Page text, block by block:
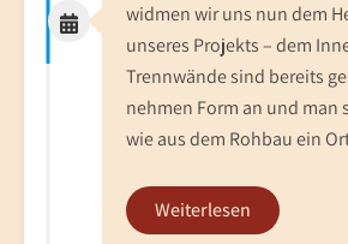
widmen wir uns nun dem
unseres Projekts – dem
Trennwände sind bereits
nehmen Form an und man
wie aus dem Rohbau ein
Weiterlesen